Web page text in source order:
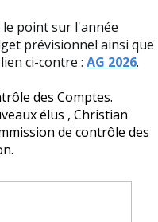
point sur l'année
prévisionnel ainsi que
ci-contre : AG 2026.
des Comptes.
élus , Christian
de contrôle des